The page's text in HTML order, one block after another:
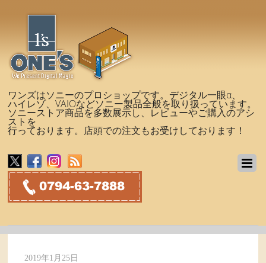
ワンズはソニーのプロショップです。デジタル一眼α、
ハイレゾ、VAIOなどソニー製品全般を取り扱っています。
ソニーストア商品を多数展示し、レビューやご購入のアシ
ストを
行っております。店頭での注文もお受けしております！
2019年1月25日